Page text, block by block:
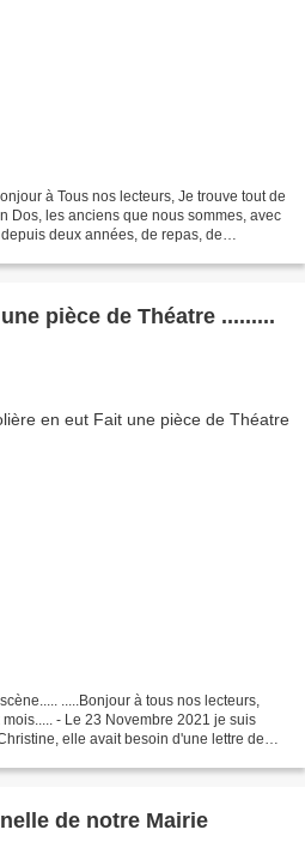
à Tous nos lecteurs, Je trouve tout de
Dos, les anciens que nous sommes, avec
deux années, de repas, de
pièce de Théatre .........
.....Bonjour à tous nos lecteurs,
- Le 23 Novembre 2021 je suis
elle avait besoin d'une lettre de
de notre Mairie